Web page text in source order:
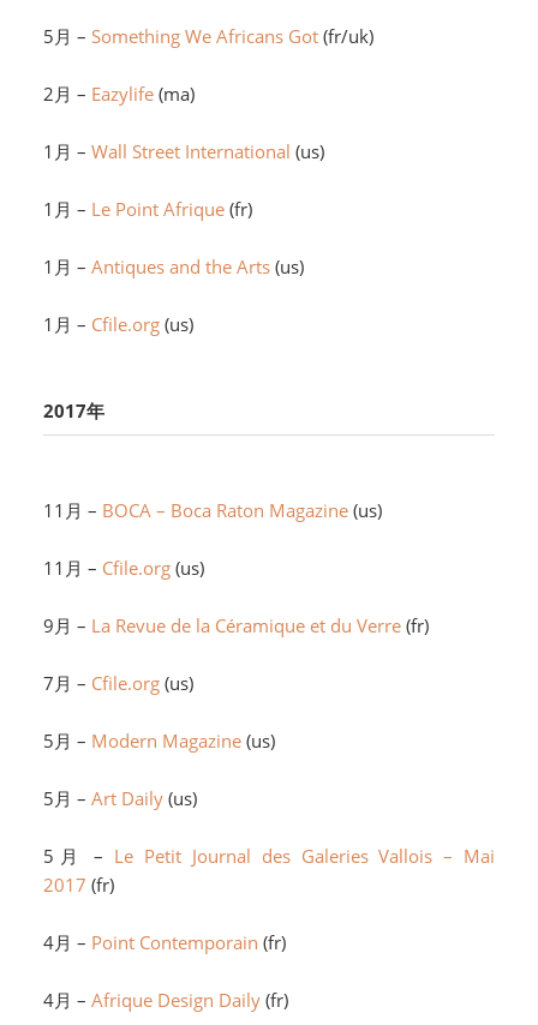
5月 – Something We Africans Got(fr/uk)
2月 – Eazylife(ma)
1月 – Wall Street International (us)
1月 – Le Point Afrique(fr)
1月 – Antiques and the Arts(us)
1月 – Cfile.org(us)
2017年
11月 – BOCA – Boca Raton Magazine(us)
11月 – Cfile.org(us)
9月 – La Revue de la Céramique et du Verre(fr)
7月 – Cfile.org(us)
5月 – Modern Magazine(us)
5月 – Art Daily(us)
5月 – Le Petit Journal des Galeries Vallois – Mai
2017 (fr)
4月 – Point Contemporain (fr)
4月 – Afrique Design Daily(fr)